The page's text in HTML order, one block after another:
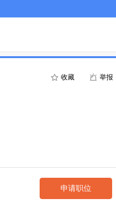
收藏 举报
申请职位